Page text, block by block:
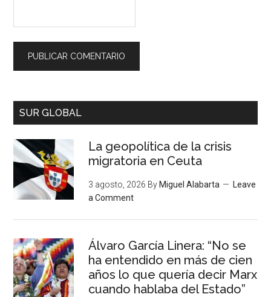
SUR GLOBAL
La geopolítica de la crisis
migratoria en Ceuta
3 agosto, 2026 By Miguel Alabarta
Leave
a Comment
Álvaro García Linera: “No se
ha entendido en más de cien
años lo que quería decir Marx
cuando hablaba del Estado”